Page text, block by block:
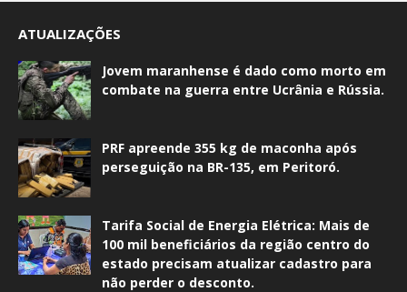
ATUALIZAÇÕES
Jovem maranhense é dado como morto em
combate na guerra entre Ucrânia e Rússia.
PRF apreende 355 kg de maconha após
perseguição na BR-135, em Peritoró.
Tarifa Social de Energia Elétrica: Mais de
100 mil beneficiários da região centro do
estado precisam atualizar cadastro para
não perder o desconto.